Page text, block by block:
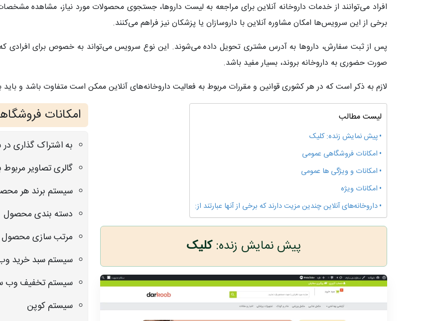
افراد می‌توانند از خدمات داروخانه آنلاین برای مراجعه به لیست داروها، جستجوی محصولات مورد نیاز، مشاهده
برخی از این سرویس‌ها امکان مشاوره آنلاین با داروسازان یا پزشکان نیز فراهم می‌کنند.
پس از ثبت سفارش، داروها به آدرس مشتری تحویل داده می‌شوند. این نوع سرویس می‌تواند به خصوص برای افرادی که
صورت حضوری به داروخانه بروند، بسیار مفید باشد.
لازم به ذکر است که در هر کشوری قوانین و مقررات مربوط به فعالیت داروخانه‌های آنلاین ممکن است متفاوت باشد و باید
لیست مطالب
پیش نمایش زنده: کلیک
امکانات فروشگاهی عمومی
امکانات و ویژگی ها عمومی
امکانات ویژه
داروخانه‌های آنلاین چندین مزیت دارند که برخی از آنها عبارتند از:
پیش نمایش زنده:کلیک
امکانات
به اشتراک گذاری
گالری تصاویر
سیستم برند هر
دسته بندی محصول
مرتب سازی محصول
سیستم سبد خرید
سیستم تخفیف وب
سیستم کوپن